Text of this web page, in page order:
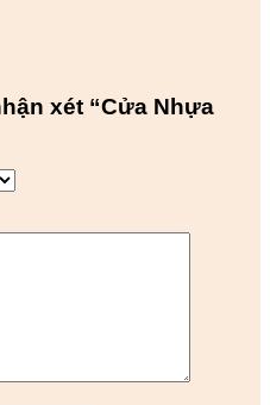
xét “Cửa Nhựa